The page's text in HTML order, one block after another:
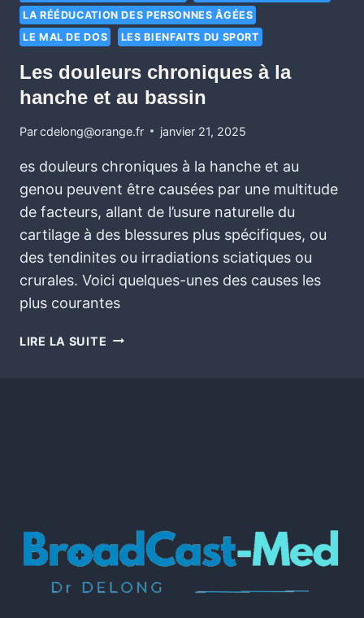
LA RÉÉDUCATION DES PERSONNES ÂGÉES
LE MAL DE DOS
LES BIENFAITS DU SPORT
Les douleurs chroniques à la
hanche et au bassin
Parcdelong@orange.fr janvier 21, 2025
es douleurs chroniques à la hanche et au
genou peuvent être causées par une multitude
de facteurs, allant de l’usure naturelle du
cartilage à des blessures plus spécifiques, ou
des tendinites ou irradiations sciatiques ou
crurales. Voici quelques-unes des causes les
plus courantes
LIRE LA SUITE